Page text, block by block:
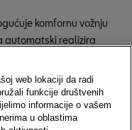
komfornu vožnju
automatski realizira
aktivira preko ručice za
brzinu vožnje i željeni
zakonski
web lokaciji da radi
funkcije društvenih
informacije o vašem
u oblastima